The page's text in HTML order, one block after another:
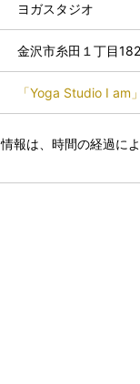
ヨガスタジオ
金沢市糸田１丁目
「Yoga Studio I am
報は、時間の経過に